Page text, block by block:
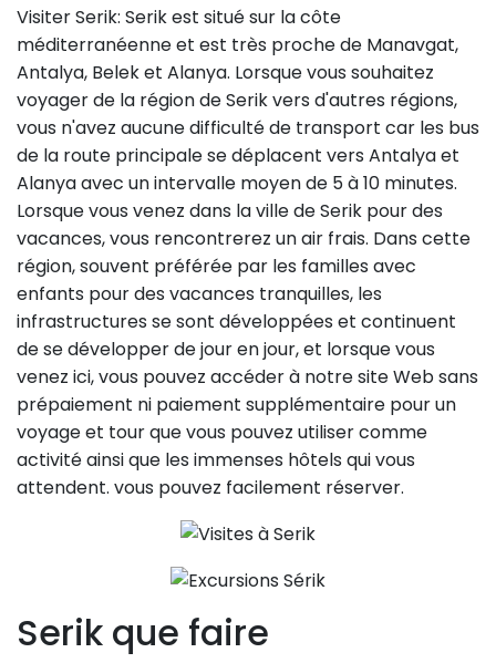
Visiter Serik: Serik est situé sur la côte
méditerranéenne et est très proche de Manavgat,
Antalya, Belek et Alanya. Lorsque vous souhaitez
voyager de la région de Serik vers d'autres régions,
vous n'avez aucune difficulté de transport car les bus
de la route principale se déplacent vers Antalya et
Alanya avec un intervalle moyen de 5 à 10 minutes.
Lorsque vous venez dans la ville de Serik pour des
vacances, vous rencontrerez un air frais. Dans cette
région, souvent préférée par les familles avec
enfants pour des vacances tranquilles, les
infrastructures se sont développées et continuent
de se développer de jour en jour, et lorsque vous
venez ici, vous pouvez accéder à notre site Web sans
prépaiement ni paiement supplémentaire pour un
voyage et tour que vous pouvez utiliser comme
activité ainsi que les immenses hôtels qui vous
attendent. vous pouvez facilement réserver.
Serik que faire